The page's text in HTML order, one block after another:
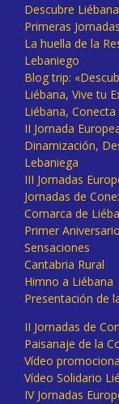
Descubre
Primeras
La huella de la
Lebaniego
Blog trip:
Liébana, Vive tu
Liébana, Conecta
II Jornada
Dinamización,
Lebaniega
III Jornadas
Jornadas de
Comarca de
Primer
Sensaciones
Cantabria Rural
Himno a Liébana
Presentación de
II Jornadas de
Paisanaje de la
Vídeo
Vídeo Solidario
IV Jornadas